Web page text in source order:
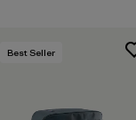
Best Seller